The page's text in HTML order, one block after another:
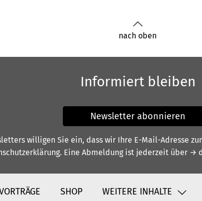
nach oben
Informiert bleiben
Newsletter abonnieren
willigen Sie ein, dass wir Ihre E-Mail-Adresse
. Eine Abmeldung ist jederzeit über →
SHOP WEITERE INHALTE